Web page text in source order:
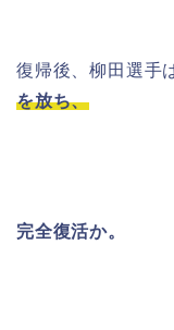
復帰後、柳田選手
を放ち、
完全復活か。